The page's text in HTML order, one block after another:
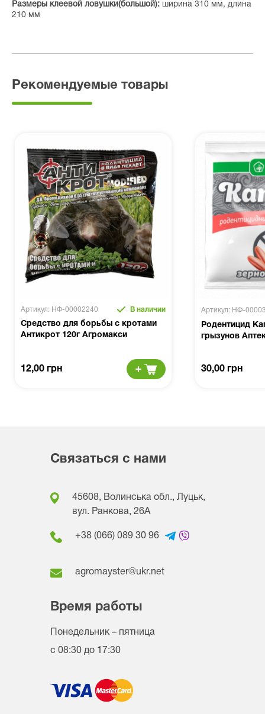
Размеры клеевой ловушки(большой): ширина 310 мм, длина
210 мм
Рекомендуемые товары
Артикул: НФ-00002240 В наличии
Средство для борьбы с кротами
Антикрот 120г Агромакси
12,00 грн
Артикул: НФ-
Родентицид
грызунов
30,00 грн
Связаться с нами
45608, Волинська обл., Луцьк,
вул. Ранкова, 26A
+38 (066) 089 30 96
agromayster@ukr.net
Время работы
Понедельник – пятница
с 08:30 до 17:30